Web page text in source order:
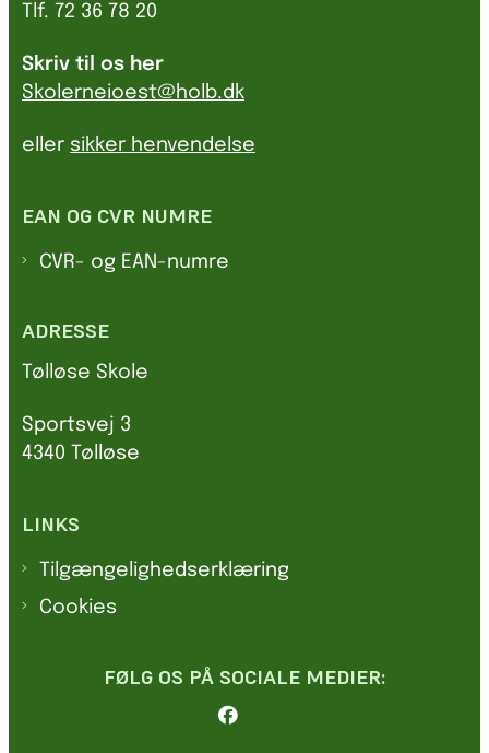
Tlf. 72 36 78 20
Skriv til os her
Skolerneioest@holb.dk
eller sikker henvendelse
EAN OG CVR NUMRE
CVR- og EAN-numre
ADRESSE
Tølløse Skole
Sportsvej 3
4340 Tølløse
LINKS
Tilgængelighedserklæring
Cookies
FØLG OS PÅ SOCIALE MEDIER: